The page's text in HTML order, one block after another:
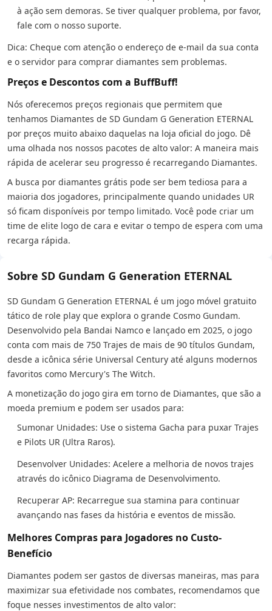
à ação sem demoras. Se tiver qualquer problema, por favor,
fale com o nosso suporte.
Dica: Cheque com atenção o endereço de e-mail da sua conta
e o servidor para comprar diamantes sem problemas.
Preços e Descontos com a BuffBuff!
Nós oferecemos preços regionais que permitem que
tenhamos Diamantes de SD Gundam G Generation ETERNAL
por preços muito abaixo daquelas na loja oficial do jogo. Dê
uma olhada nos nossos pacotes de alto valor: A maneira mais
rápida de acelerar seu progresso é recarregando Diamantes.
A busca por diamantes grátis pode ser bem tediosa para a
maioria dos jogadores, principalmente quando unidades UR
só ficam disponíveis por tempo limitado. Você pode criar um
time de elite logo de cara e evitar o tempo de espera com uma
recarga rápida.
Sobre SD Gundam G Generation ETERNAL
SD Gundam G Generation ETERNAL é um jogo móvel gratuito
tático de role play que explora o grande Cosmo Gundam.
Desenvolvido pela Bandai Namco e lançado em 2025, o jogo
conta com mais de 750 Trajes de mais de 90 títulos Gundam,
desde a icônica série Universal Century até alguns modernos
favoritos como Mercury's The Witch.
A monetização do jogo gira em torno de Diamantes, que são a
moeda premium e podem ser usados para:
Sumonar Unidades: Use o sistema Gacha para puxar Trajes
e Pilots UR (Ultra Raros).
Desenvolver Unidades: Acelere a melhoria de novos trajes
através do icônico Diagrama de Desenvolvimento.
Recuperar AP: Recarregue sua stamina para continuar
avançando nas fases da história e eventos de missão.
Melhores Compras para Jogadores no Custo-
Benefício
Diamantes podem ser gastos de diversas maneiras, mas para
maximizar sua efetividade nos combates, recomendamos que
foque nesses investimentos de alto valor: